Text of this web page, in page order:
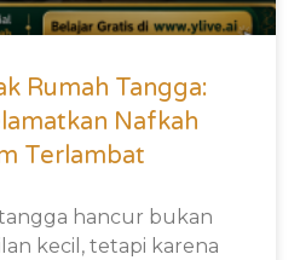
Rumah Tangga:
Nafkah
Terlambat
hancur bukan
kecil, tetapi karena